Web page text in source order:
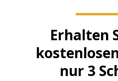
Erhalten
nur 3